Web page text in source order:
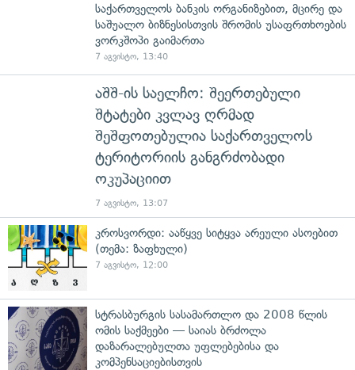
საქართველოს ბანკის ორგანიზებით, მცირე და
საშუალო ბიზნესისთვის შრომის უსაფრთხოების
ვორკშოპი გაიმართა
7 აგვისტო, 13:40
აშშ-ის საელჩო: შეერთებული
შტატები კვლავ ღრმად
შეშფოთებულია საქართველოს
ტერიტორიის განგრძობადი
ოკუპაციით
7 აგვისტო, 13:07
კროსვორდი: ააწყვე სიტყვა არეული ასოებით
(თემა: ზაფხული)
7 აგვისტო, 12:00
სტრასბურგის სასამართლო და 2008 წლის
ომის საქმეები — საიას ბრძოლა
დაზარალებულთა უფლებებისა და
კომპენსაციებისთვის